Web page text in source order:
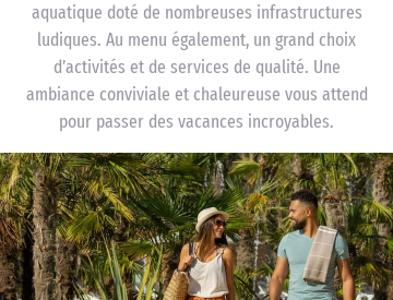
aquatique doté de nombreuses infrastructures
ludiques. Au menu également, un grand choix
d’activités et de services de qualité. Une
ambiance conviviale et chaleureuse vous attend
pour passer des vacances incroyables.